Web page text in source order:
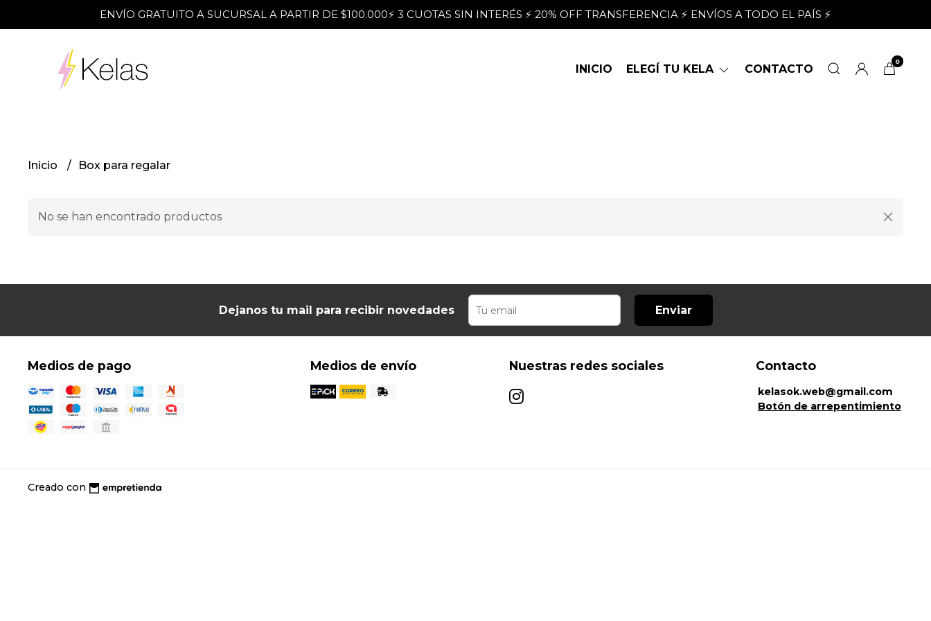
ENVÍO GRATUITO A SUCURSAL A PARTIR DE $100.000⚡ 3 CUOTAS SIN INTERÉS ⚡ 20% OFF TRANSFERENCIA ⚡ ENVÍOS A TODO EL PAÍS ⚡
INICIO ELEGÍ TU KELA CONTACTO
0
Inicio Box para regalar
No se han encontrado productos
Dejanos tu mail para recibir novedades Enviar
Medios de pago Medios de envío Nuestras redes sociales Contacto
kelasok.web@gmail.com
Botón de arrepentimiento
Creado con